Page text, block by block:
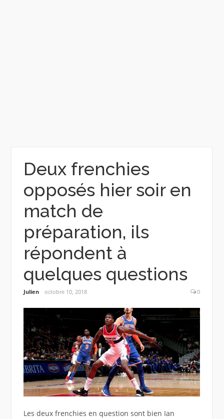
Deux frenchies
opposés hier soir en
match de
préparation, ils
répondent à
quelques questions
Julien octobre 10, 2018 0
Les deux frenchies en question sont bien Ian